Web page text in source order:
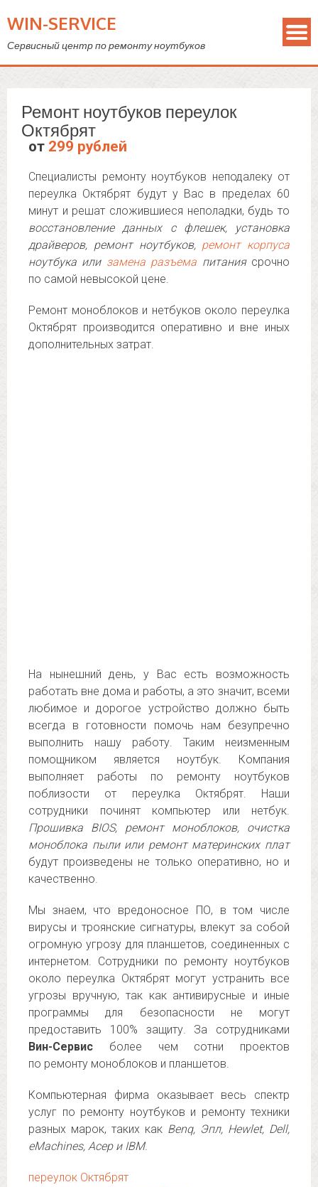
WIN-SERVICE
Сервисный центр по ремонту ноутбуков
Ремонт ноутбуков переулок
Октябрят
от 299 рублей
Специалисты ремонту ноутбуков неподалеку от
переулка Октябрят будут у Вас в пределах 60
минут и решат сложившиеся неполадки, будь то
восстановление данных с флешек, установка
драйверов, ремонт ноутбуков, ремонт корпуса
ноутбука или замена разъема питаниясрочно
по самой невысокой цене.
Ремонт моноблоков и нетбуков около переулка
Октябрят производится оперативно и вне иных
дополнительных затрат.
На нынешний день, у Вас есть возможность
работать вне дома и работы, а это значит, всеми
любимое и дорогое устройство должно быть
всегда в готовности помочь нам безупречно
выполнить нашу работу. Таким неизменным
помощником является ноутбук. Компания
выполняет работы по ремонту ноутбуков
поблизости от переулка Октябрят. Наши
сотрудники починят компьютер или нетбук.
Прошивка BIOS, ремонт моноблоков, очистка
моноблока пыли или ремонт материнских плат
будут произведены не только оперативно, но и
качественно.
Мы знаем, что вредоносное ПО, в том числе
вирусы и троянские сигнатуры, влекут за собой
огромную угрозу для планшетов, соединенных с
интернетом. Сотрудники по ремонту ноутбуков
около переулка Октябрят могут устранить все
угрозы вручную, так как антивирусные и иные
программы для безопасности не могут
предоставить 100% защиту. За сотрудниками
Вин-Сервис более чем сотни проектов
по ремонту моноблоков и планшетов.
Компьютерная фирма оказывает весь спектр
услуг по ремонту ноутбуков и ремонту техники
разных марок, таких как Benq, Эпл, Hewlet, Dell,
eMachines, Асер и IBM.
переулок Октябрят